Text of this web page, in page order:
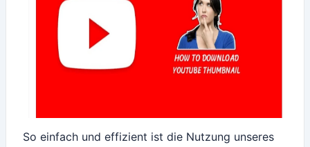
So einfach und effizient ist die Nutzung unseres